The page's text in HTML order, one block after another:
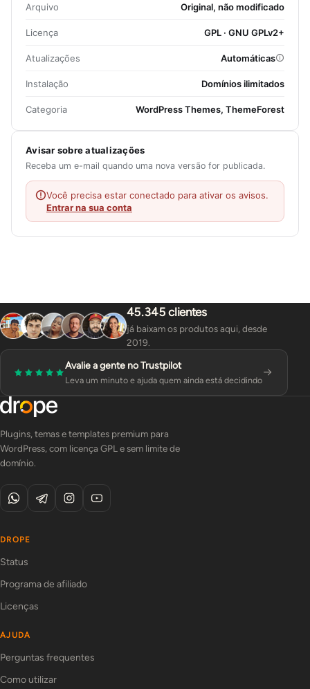
Arquivo Original, não modificado
Licença GPL · GNU GPLv2+
Atualizações Automáticas
Instalação Domínios ilimitados
Categoria WordPress Themes, ThemeForest
Avisar sobre atualizações
Receba um e-mail quando uma nova versão for publicada.
Você precisa estar conectado para ativar os avisos.
Entrar na sua conta
45.345 clientes
já baixam os produtos aqui, desde
2019.
Avalie a gente no Trustpilot
Leva um minuto e ajuda quem ainda está decidindo
Plugins, temas e templates premium para
WordPress, com licença GPL e sem limite de
domínio.
DROPE
Status
Programa de afiliado
Licenças
AJUDA
Perguntas frequentes
Como utilizar